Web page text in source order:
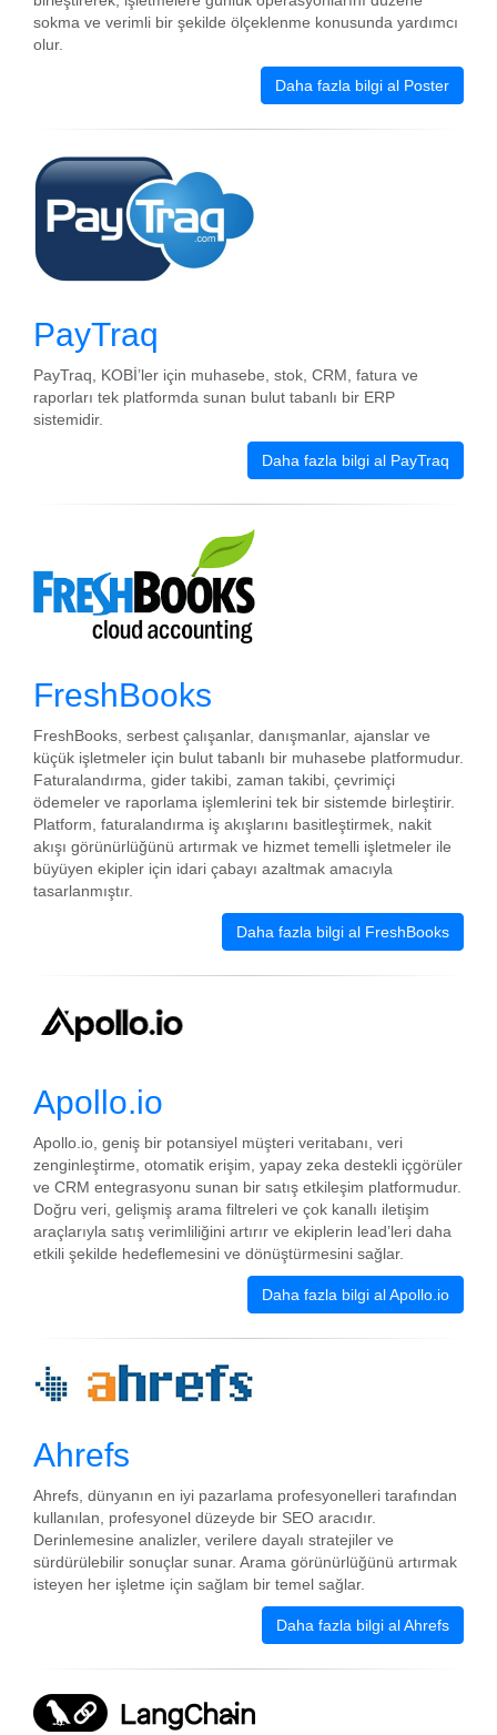
sokma ve verimli bir şekilde ölçeklenme konusunda yardımcı
olur.
Daha fazla bilgi al Poster
PayTraq
PayTraq, KOBİ’ler için muhasebe, stok, CRM, fatura ve
raporları tek platformda sunan bulut tabanlı bir ERP
sistemidir.
Daha fazla bilgi al PayTraq
FreshBooks
FreshBooks, serbest çalışanlar, danışmanlar, ajanslar ve
küçük işletmeler için bulut tabanlı bir muhasebe platformudur.
Faturalandırma, gider takibi, zaman takibi, çevrimiçi
ödemeler ve raporlama işlemlerini tek bir sistemde birleştirir.
Platform, faturalandırma iş akışlarını basitleştirmek, nakit
akışı görünürlüğünü artırmak ve hizmet temelli işletmeler ile
büyüyen ekipler için idari çabayı azaltmak amacıyla
tasarlanmıştır.
Daha fazla bilgi al FreshBooks
Apollo.io
Apollo.io, geniş bir potansiyel müşteri veritabanı, veri
zenginleştirme, otomatik erişim, yapay zeka destekli içgörüler
ve CRM entegrasyonu sunan bir satış etkileşim platformudur.
Doğru veri, gelişmiş arama filtreleri ve çok kanallı iletişim
araçlarıyla satış verimliliğini artırır ve ekiplerin lead’leri daha
etkili şekilde hedeflemesini ve dönüştürmesini sağlar.
Daha fazla bilgi al Apollo.io
Ahrefs
Ahrefs, dünyanın en iyi pazarlama profesyonelleri tarafından
kullanılan, profesyonel düzeyde bir SEO aracıdır.
Derinlemesine analizler, verilere dayalı stratejiler ve
sürdürülebilir sonuçlar sunar. Arama görünürlüğünü artırmak
isteyen her işletme için sağlam bir temel sağlar.
Daha fazla bilgi al Ahrefs